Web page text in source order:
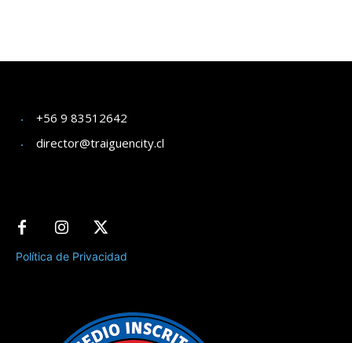
+56 9 83512642
director@traiguencity.cl
Política de Privacidad